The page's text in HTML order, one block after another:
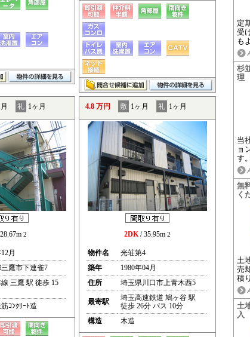
定
受
も
杉
理
当
ョ
す
無
く
土
売
積
土
入
礼 1ヶ月
2
月
鷹市下連雀7
三鷹 駅 徒歩 15
ｺﾝｸﾘｰﾄ造
4.8 万円 敷 1ヶ月 礼 1ヶ月
2DK/ 35.95m 2
物件名
光荘第4
築年
1980年04月
住所
埼玉県川口市上青木西5
最寄駅
埼玉高速鉄道 鳩ヶ谷 駅
徒歩 26分 バス 10分
構造
木造